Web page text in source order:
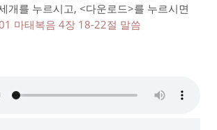
개를 누르시고, <다운로드>를 누르시면
마태복음 4장 18-22절 말씀